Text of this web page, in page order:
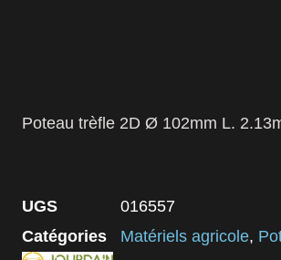
Poteau trèfle 2D Ø 102mm L.
UGS
016557
Catégories
Matériels agricole,